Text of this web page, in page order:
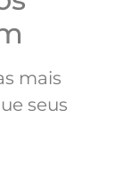
mais
seus